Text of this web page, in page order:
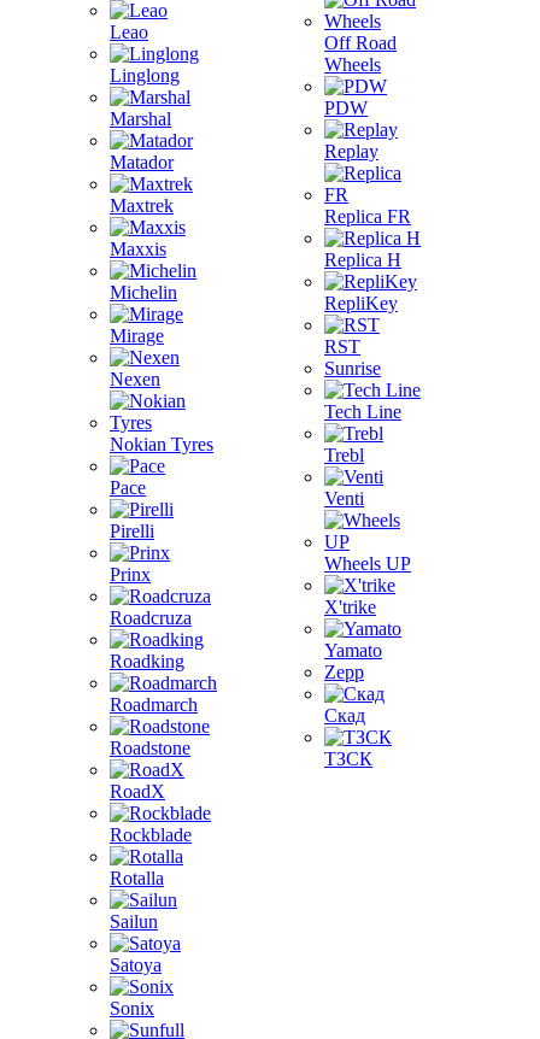
Leao
Linglong
Marshal
Matador
Maxtrek
Maxxis
Michelin
Mirage
Nexen
Nokian Tyres
Pace
Pirelli
Prinx
Roadcruza
Roadking
Roadmarch
Roadstone
RoadX
Rockblade
Rotalla
Sailun
Satoya
Sonix
Off Road
Wheels
PDW
Replay
Replica FR
Replica H
RepliKey
RST
Sunrise
Tech Line
Trebl
Venti
Wheels UP
X'trike
Yamato
Zepp
Скад
ТЗСК